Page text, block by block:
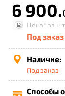
6 900.
Цена* за шт.
Под заказ
Наличие:
Под заказ
Способы